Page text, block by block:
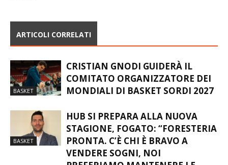
ARTICOLI CORRELATI
BASKET
CRISTIAN GNODI GUIDERÀ IL
COMITATO ORGANIZZATORE DEI
MONDIALI DI BASKET SORDI 2027
BASKET
HUB SI PREPARA ALLA NUOVA
STAGIONE, FOGATO: “FORESTERIA
PRONTA. C’È CHI È BRAVO A
VENDERE SOGNI, NOI